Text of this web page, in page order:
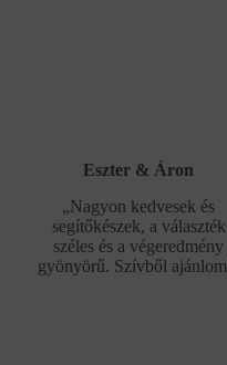
Eszter & Áron
„Nagyon kedvesek és
segítőkészek, a választék
széles és a végeredmény
gyönyörű. Szívből